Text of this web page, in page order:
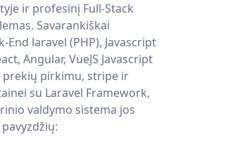
ir profesinį Full-Stack
Savarankiškai
laravel (PHP), Javascript
Angular, VueJS Javascript
prekių pirkimu, stripe ir
su Laravel Framework,
valdymo sistema jos